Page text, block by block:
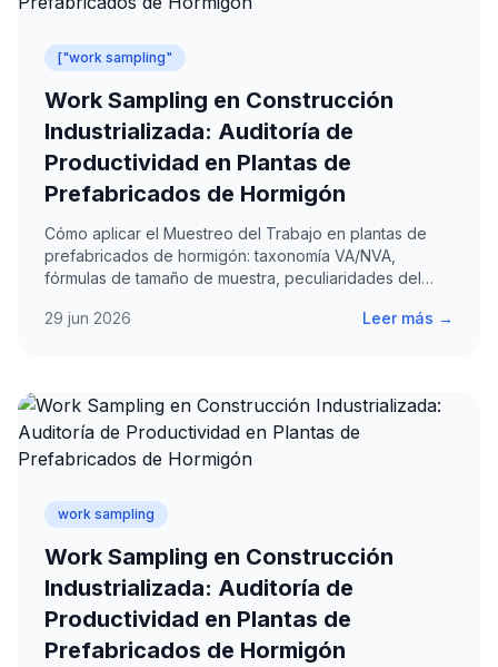
["work sampling"
Work Sampling en Construcción
Industrializada: Auditoría de
Productividad en Plantas de
Prefabricados de Hormigón
Cómo aplicar el Muestreo del Trabajo en plantas de
prefabricados de hormigón: taxonomía VA/NVA,
fórmulas de tamaño de muestra, peculiaridades del
prácticos.
29 jun 2026 Leer más →
work sampling
Work Sampling en Construcción
Industrializada: Auditoría de
Productividad en Plantas de
Prefabricados de Hormigón